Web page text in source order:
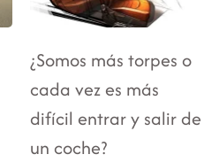
¿Somos más torpes o
cada vez es más
difícil entrar y salir de
un coche?